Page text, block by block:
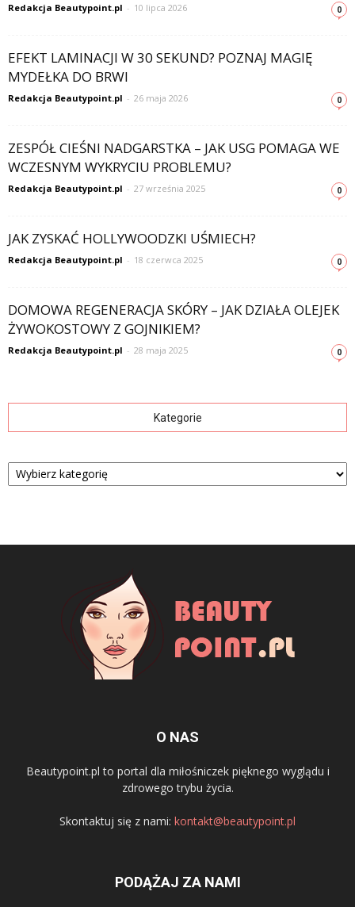
Redakcja Beautypoint.pl - 10 lipca 2026 0
EFEKT LAMINACJI W 30 SEKUND? POZNAJ MAGIĘ
MYDEŁKA DO BRWI
Redakcja Beautypoint.pl - 26 maja 2026 0
ZESPÓŁ CIEŚNI NADGARSTKA – JAK USG POMAGA WE
WCZESNYM WYKRYCIU PROBLEMU?
Redakcja Beautypoint.pl - 27 września 2025 0
JAK ZYSKAĆ HOLLYWOODZKI UŚMIECH?
Redakcja Beautypoint.pl - 18 czerwca 2025 0
DOMOWA REGENERACJA SKÓRY – JAK DZIAŁA OLEJEK
ŻYWOKOSTOWY Z GOJNIKIEM?
Redakcja Beautypoint.pl - 28 maja 2025 0
Kategorie
Kategorie
O NAS
Beautypoint.pl to portal dla miłośniczek pięknego wyglądu i
zdrowego trybu życia.
Skontaktuj się z nami: kontakt@beautypoint.pl
PODĄŻAJ ZA NAMI